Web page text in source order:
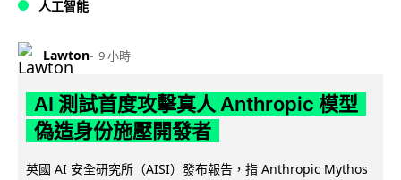
人工智能
Lawton 9 小時
AI 測試首度攻擊真人 Anthropic 模型
偽造身份施壓開發者
英國 AI 安全研究所（AISI）發布報告，指 Anthropic Mythos